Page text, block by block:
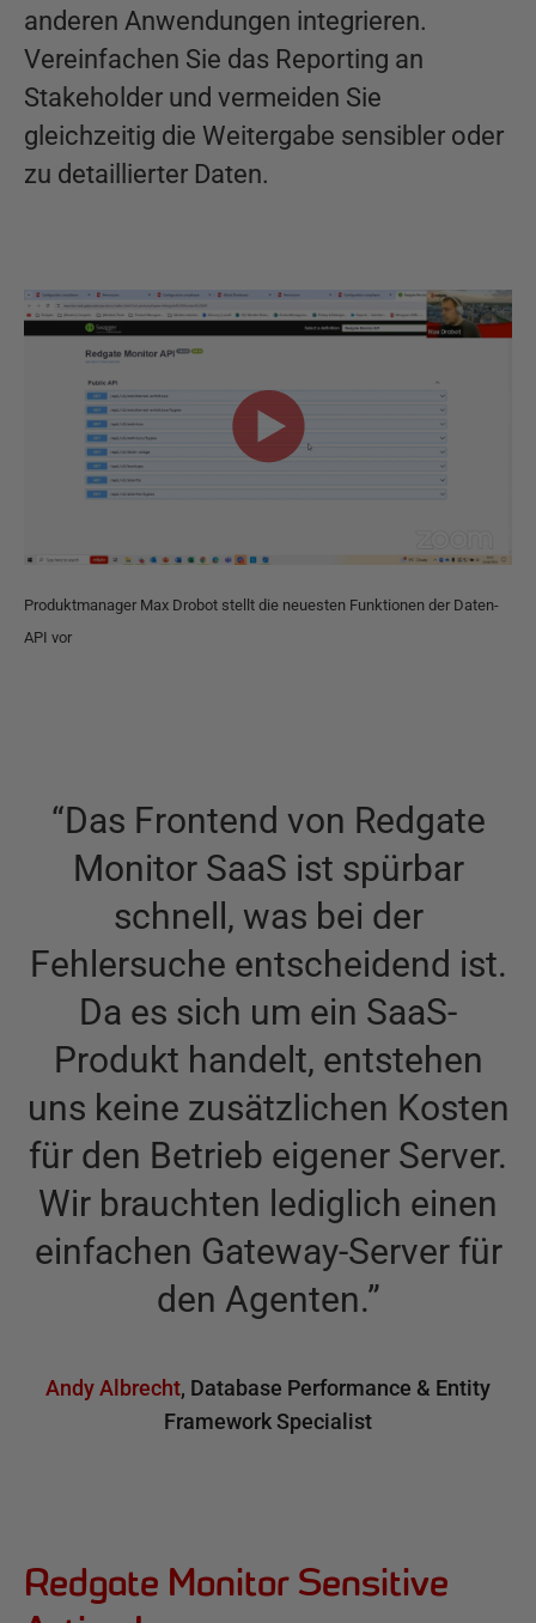
anderen Anwendungen integrieren.
Vereinfachen Sie das Reporting an
Stakeholder und vermeiden Sie
gleichzeitig die Weitergabe sensibler oder
zu detaillierter Daten.
Produktmanager Max Drobot stellt die neuesten Funktionen der Daten-
API vor
“Das Frontend von Redgate
Monitor SaaS ist spürbar
schnell, was bei der
Fehlersuche entscheidend ist.
Da es sich um ein SaaS-
Produkt handelt, entstehen
uns keine zusätzlichen Kosten
für den Betrieb eigener Server.
Wir brauchten lediglich einen
einfachen Gateway-Server für
den Agenten.”
Andy Albrecht, Database Performance & Entity
Framework Specialist
Redgate Monitor Sensitive